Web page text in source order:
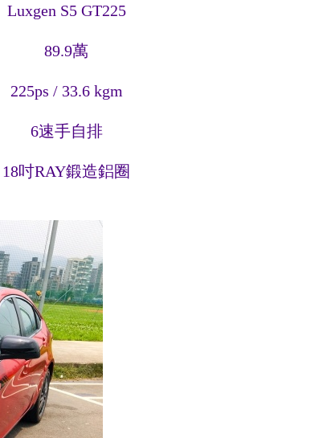
Luxgen S5 GT225
89.9萬
225ps / 33.6 kgm
6速手自排
18吋RAY鍛造鋁圈